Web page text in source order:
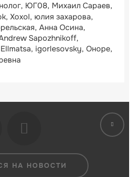
ЮГ08 Михаил Сараев
Xoxol юлия захарова
Анна Осина
Sapozhnikoff
Ellmatsa igorlesovsky Оноре
НА НОВОСТИ